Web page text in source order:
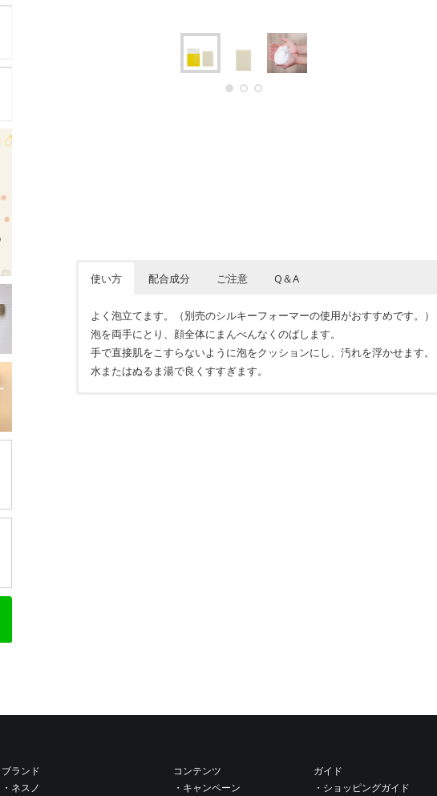
使い方 配合成分 ご注意 Q＆A
よく泡立てます。（別売のシルキーフォーマーの使用がおすすめです。）
泡を両手にとり、顔全体にまんべんなくのばします。
手で直接肌をこすらないように泡をクッションにし、汚れを浮かせます。
水またはぬるま湯で良くすすぎます。
ブランド
・ネスノ
コンテンツ
・キャンペーン
ガイド
・ショッピングガイド